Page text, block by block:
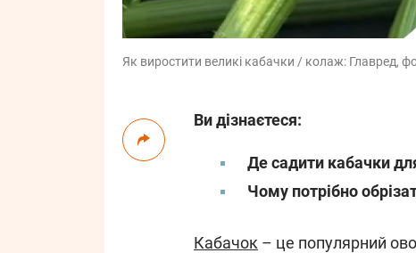
Як виростити великі кабачки / колаж: Главред,
Ви дізнаєтеся:
Де садити кабачки
Чому потрібно
Кабачок – це популярний